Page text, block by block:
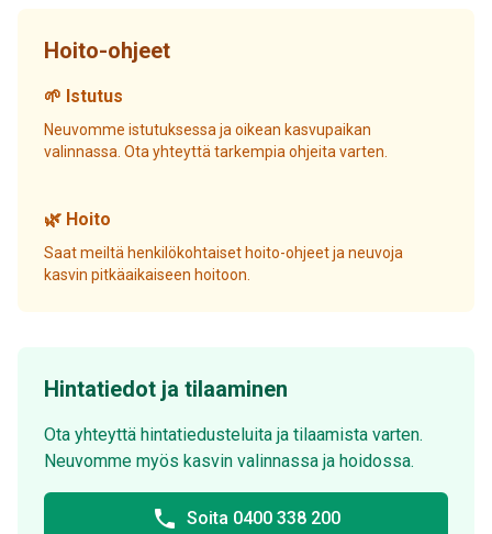
Hoito-ohjeet
🌱 Istutus
Neuvomme istutuksessa ja oikean kasvupaikan
valinnassa. Ota yhteyttä tarkempia ohjeita varten.
🌿 Hoito
Saat meiltä henkilökohtaiset hoito-ohjeet ja neuvoja
kasvin pitkäaikaiseen hoitoon.
Hintatiedot ja tilaaminen
Ota yhteyttä hintatiedusteluita ja tilaamista varten.
Neuvomme myös kasvin valinnassa ja hoidossa.
phone Soita 0400 338 200